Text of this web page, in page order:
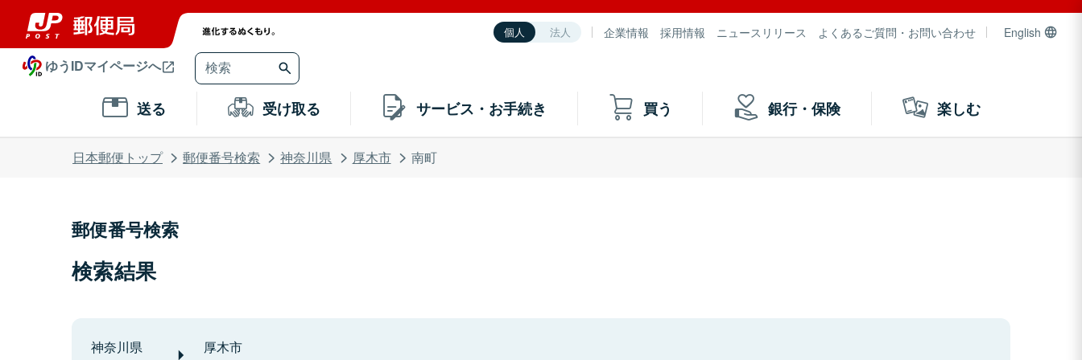
個人 法人 企業情報 採用情報 ニュースリリース よくあるご質問・お問い合わせ English
ゆうIDマイページへ
送る 受け取る サービス・お手続き 買う 銀行・保険 楽しむ
日本郵便トップ 郵便番号検索 神奈川県 厚木市 南町
郵便番号検索
検索結果
神奈川県 厚木市